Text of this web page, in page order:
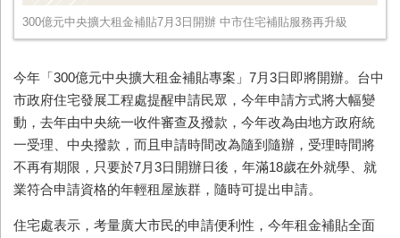
300億元中央擴大租金補貼7月3日開辦 中市住宅補貼服務再升級
今年「300億元中央擴大租金補貼專案」7月3日即將開辦。台中
市政府住宅發展工程處提醒申請民眾，今年申請方式將大幅變
動，去年由中央統一收件審查及撥款，今年改為由地方政府統
一受理、中央撥款，而且申請時間改為隨到隨辦，受理時間將
不再有期限，只要於7月3日開辦日後，年滿18歲在外就學、就
業符合申請資格的年輕租屋族群，隨時可提出申請。
住宅處表示，考量廣大市民的申請便利性，今年租金補貼全面